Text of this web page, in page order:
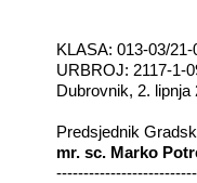
KLASA: 013-03/21-
URBROJ: 2117-1-
Dubrovnik, 2. lipnja
Predsjednik
mr. sc. Marko